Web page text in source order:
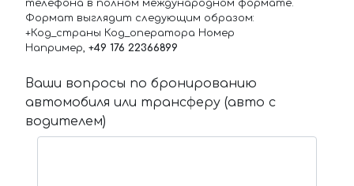
телефона в полном международном формате.
Формат выглядит следующим образом:
+Код_страны Код_оператора Номер
Например, +49 176 22366899
Ваши вопросы по бронированию
автомобиля или трансферу (авто с
водителем)